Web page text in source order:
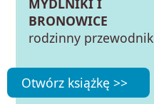
MYDLNIKI I
BRONOWICE
rodzinny przewodnik
Otwórz książkę >>